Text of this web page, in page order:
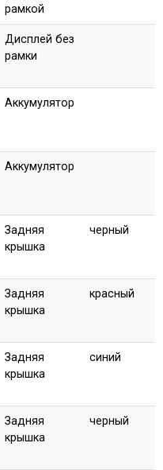
рамкой
Дисплей без
рамки
Аккумулятор
Аккумулятор
Задняя
крышка
черный
Задняя
крышка
красный
Задняя
крышка
синий
Задняя
крышка
черный